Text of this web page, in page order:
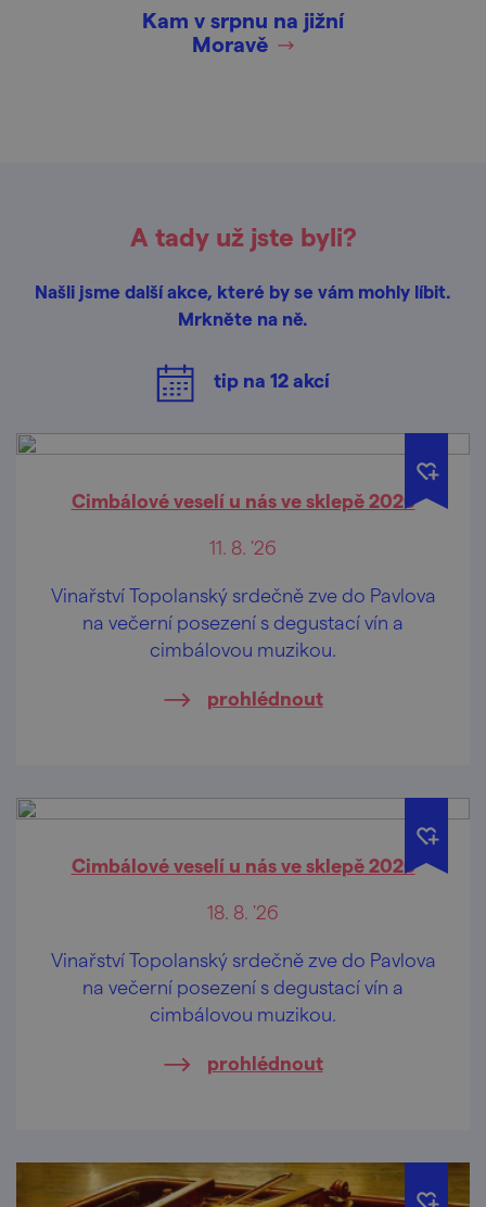
Kam v srpnu na jižní
Moravě
A tady už jste byli?
Našli jsme další akce, které by se vám mohly líbit.
Mrkněte na ně.
tip na 12akcí
Cimbálové veselí u nás ve sklepě 2026
11. 8. '26
Vinařství Topolanský srdečně zve do Pavlova
na večerní posezení s degustací vín a
cimbálovou muzikou.
prohlédnout
Cimbálové veselí u nás ve sklepě 2026
18. 8. '26
Vinařství Topolanský srdečně zve do Pavlova
na večerní posezení s degustací vín a
cimbálovou muzikou.
prohlédnout